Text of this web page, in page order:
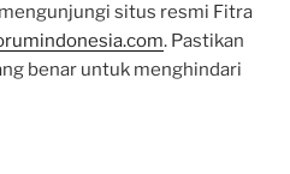
situs resmi Fitra
. Pastikan
benar untuk menghindari